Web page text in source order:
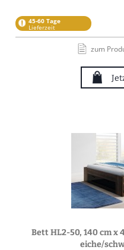
45-60 Tage
Lieferzeit
zum
Bett HL2-50, 140 cm x
eiche/